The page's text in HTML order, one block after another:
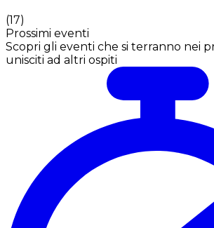
(17)
Prossimi eventi
Scopri gli eventi che si terranno nei
unisciti ad altri ospiti